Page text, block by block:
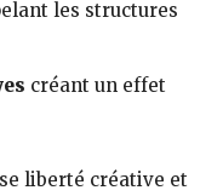
les structures
créant un effet
liberté créative et